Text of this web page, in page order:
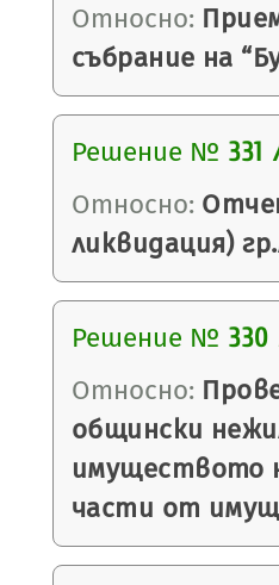
Относно:
събрание на
Решение № 331
Относно:
ликвидация)
Решение № 330
Относно:
общински
имуществото
части от